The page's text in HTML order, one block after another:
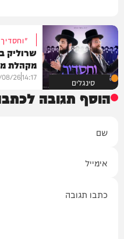
סינגלים
שרוליק
מקהלת
14:17
26
הוסף תגובה